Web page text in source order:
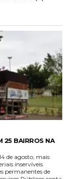
25 BAIRROS NA
de agosto, mais
inservíveis
permanentes de